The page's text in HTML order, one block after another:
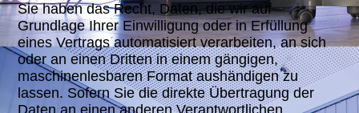
Sie haben das Recht, Daten, die wir auf
Grundlage Ihrer Einwilligung oder in Erfüllung
eines Vertrags automatisiert verarbeiten, an sich
oder an einen Dritten in einem gängigen,
maschinenlesbaren Format aushändigen zu
lassen. Sofern Sie die direkte Übertragung der